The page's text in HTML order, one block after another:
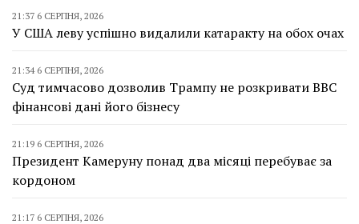
21:37 6 СЕРПНЯ, 2026
У США леву успішно видалили катаракту на обох очах
21:34 6 СЕРПНЯ, 2026
Суд тимчасово дозволив Трампу не розкривати BBC
фінансові дані його бізнесу
21:19 6 СЕРПНЯ, 2026
Президент Камеруну понад два місяці перебуває за
кордоном
21:17 6 СЕРПНЯ, 2026